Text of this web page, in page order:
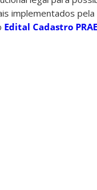
implementados
Edital Cadastro